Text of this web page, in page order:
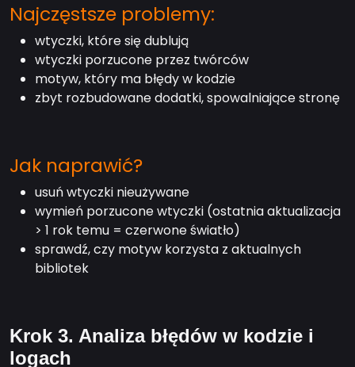
Najczęstsze problemy:
wtyczki, które się dublują
wtyczki porzucone przez twórców
motyw, który ma błędy w kodzie
zbyt rozbudowane dodatki, spowalniające stronę
Jak naprawić?
usuń wtyczki nieużywane
wymień porzucone wtyczki (ostatnia aktualizacja
> 1 rok temu = czerwone światło)
sprawdź, czy motyw korzysta z aktualnych
bibliotek
Krok 3. Analiza błędów w kodzie i
logach